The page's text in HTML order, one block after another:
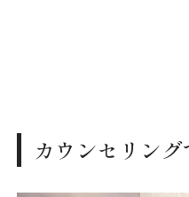
カウンセリン